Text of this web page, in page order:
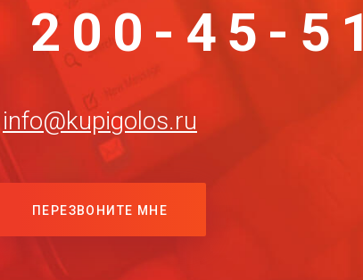
200-45-51
info@kupigolos.ru
ПЕРЕЗВОНИТЕ МНЕ